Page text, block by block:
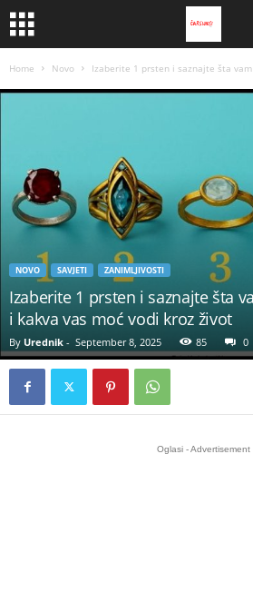
Home Novo Izaberite 1 prsten i saznajte šta
NOVO SAVJETI ZANIMLJIVOSTI
Izaberite 1 prsten i saznajte šta
i kakva vas moć vodi kroz život
By Urednik - September 8, 2025 85 0
Oglasi - Advertisement